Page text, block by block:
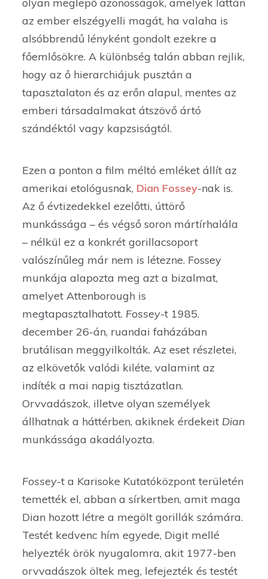
olyan meglepő azonosságok, amelyek láttán
az ember elszégyelli magát, ha valaha is
alsóbbrendű lényként gondolt ezekre a
főemlősökre. A különbség talán abban rejlik,
hogy az ő hierarchiájuk pusztán a
tapasztalaton és az erőn alapul, mentes az
emberi társadalmakat átszövő ártó
szándéktól vagy kapzsiságtól.
Ezen a ponton a film méltó emléket állít az
amerikai etológusnak, Dian Fossey-nak is.
Az ő évtizedekkel ezelőtti, úttörő
munkássága – és végső soron mártírhalála
– nélkül ez a konkrét gorillacsoport
valószínűleg már nem is létezne. Fossey
munkája alapozta meg azt a bizalmat,
amelyet Attenborough is
megtapasztalhatott. Fossey-t 1985.
december 26-án, ruandai faházában
brutálisan meggyilkolták. Az eset részletei,
az elkövetők valódi kiléte, valamint az
indíték a mai napig tisztázatlan.
Orvvadászok, illetve olyan személyek
állhatnak a háttérben, akiknek érdekeit Dian
munkássága akadályozta.
Fossey-t a Karisoke Kutatóközpont területén
temették el, abban a sírkertben, amit maga
Dian hozott létre a megölt gorillák számára.
Testét kedvenc hím egyede, Digit mellé
helyezték örök nyugalomra, akit 1977-ben
orvvadászok öltek meg, lefejezték és testét